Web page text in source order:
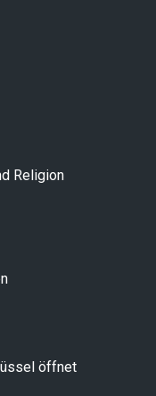
Religion
öffnet